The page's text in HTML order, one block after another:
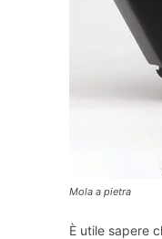
Mola a pietra
È utile sapere